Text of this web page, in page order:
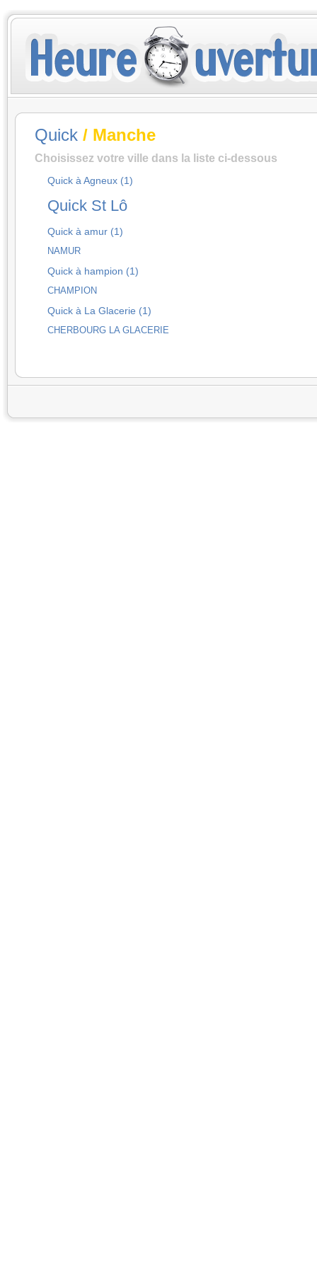
Quick / Manche
Choisissez votre ville dans la liste ci-dessous
Quick à Agneux (1)
Quick St Lô
Quick à amur (1)
NAMUR
Quick à hampion (1)
CHAMPION
Quick à La Glacerie (1)
CHERBOURG LA GLACERIE